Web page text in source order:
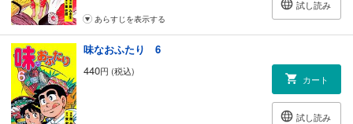
試し読み
あらすじを表示する
味なおふたり 6
440円 (税込)
カート
試し読み